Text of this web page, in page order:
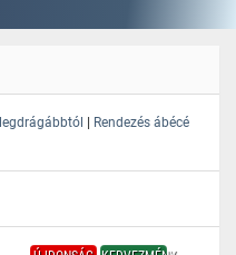
| Rendezés ábécé